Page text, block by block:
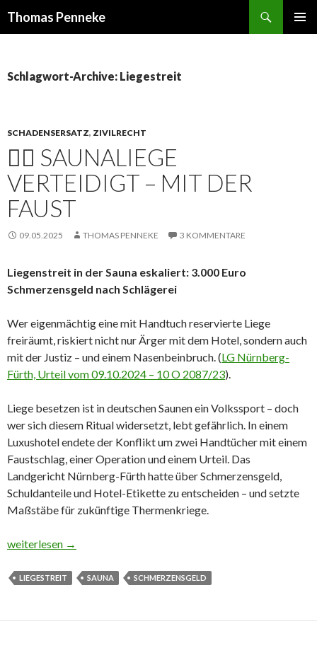
Thomas Penneke
Schlagwort-Archive: Liegestreit
SCHADENSERSATZ, ZIVILRECHT
🧖‍♂️ SAUNALIEGE
VERTEIDIGT – MIT DER
FAUST
09.05.2025 THOMAS PENNEKE 3 KOMMENTARE
Liegenstreit in der Sauna eskaliert: 3.000 Euro
Schmerzensgeld nach Schlägerei
Wer eigenmächtig eine mit Handtuch reservierte Liege
freiräumt, riskiert nicht nur Ärger mit dem Hotel, sondern auch
mit der Justiz – und einem Nasenbeinbruch. (LG Nürnberg-
Fürth, Urteil vom 09.10.2024 – 10 O 2087/23).
Liege besetzen ist in deutschen Saunen ein Volkssport – doch
wer sich diesem Ritual widersetzt, lebt gefährlich. In einem
Luxushotel endete der Konflikt um zwei Handtücher mit einem
Faustschlag, einer Operation und einem Urteil. Das
Landgericht Nürnberg-Fürth hatte über Schmerzensgeld,
Schuldanteile und Hotel-Etikette zu entscheiden – und setzte
Maßstäbe für zukünftige Thermenkriege.
🧖‍♂️ Saunaliege verteidigt – mit der Faust
weiterlesen →
LIEGESTREIT SAUNA SCHMERZENSGELD